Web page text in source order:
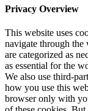
Privacy Overview
This website uses
navigate through the
are categorized as
as essential for the
We also use third-
how you use this
browser only with